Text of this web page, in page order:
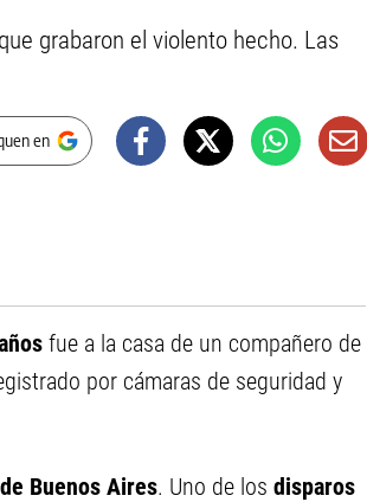
grabaron el violento hecho. Las
en
fue a la casa de un compañero de
por cámaras de seguridad y
Buenos Aires. Uno de los disparos